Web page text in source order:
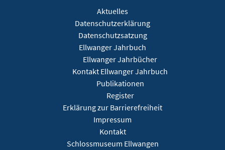
Aktuelles
Datenschutzerklärung
Datenschutzsatzung
Ellwanger Jahrbuch
Ellwanger Jahrbücher
Kontakt Ellwanger Jahrbuch
Publikationen
Register
Erklärung zur Barrierefreiheit
Impressum
Kontakt
Schlossmuseum Ellwangen